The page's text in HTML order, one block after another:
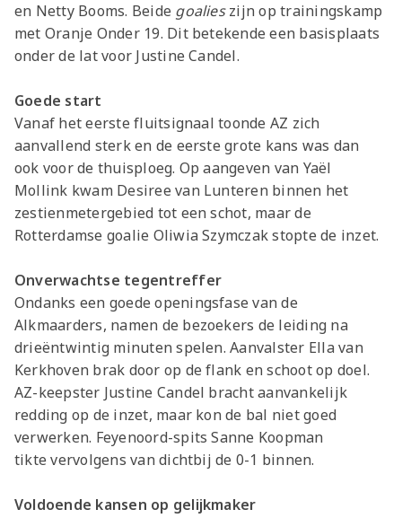
en Netty Booms. Beide goalieszijn op trainingskamp
met Oranje Onder 19. Dit betekende een basisplaats
onder de lat voor Justine Candel.
Goede start
Vanaf het eerste fluitsignaal toonde AZ zich
aanvallend sterk en de eerste grote kans was dan
ook voor de thuisploeg. Op aangeven van Yaël
Mollink kwam Desiree van Lunteren binnen het
zestienmetergebied tot een schot, maar de
Rotterdamse goalie Oliwia Szymczak stopte de inzet.
Onverwachtse tegentreffer
Ondanks een goede openingsfase van de
Alkmaarders, namen de bezoekers de leiding na
drieëntwintig minuten spelen. Aanvalster Ella van
Kerkhoven brak door op de flank en schoot op doel.
AZ-keepster Justine Candel bracht aanvankelijk
redding op de inzet, maar kon de bal niet goed
verwerken. Feyenoord-spits Sanne Koopman
tikte vervolgens van dichtbij de 0-1 binnen.
Voldoende kansen op gelijkmaker